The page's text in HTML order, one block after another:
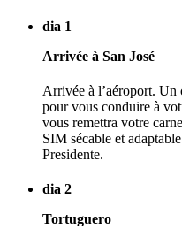
dia 1
Arrivée à San José
Arrivée à l’aéroport. Un
pour vous conduire à
vous remettra votre
SIM sécable et
Presidente.
dia 2
Tortuguero